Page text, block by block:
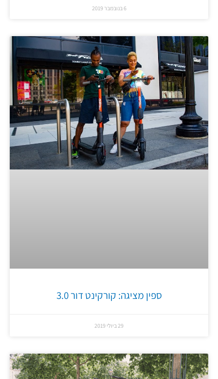
6 בנובמבר 2019
ספין מציגה: קורקינט דור 3.0
29 ביולי 2019